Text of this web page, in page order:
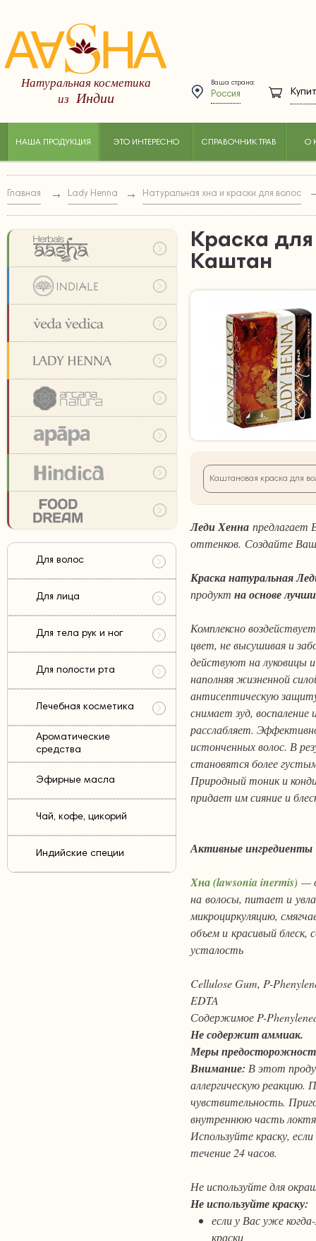
Натуральная косметика
из Индии
Ваша страна:
Россия
НАША ПРОДУКЦИЯ ЭТО ИНТЕРЕСНО СПРАВОЧНИК ТРАВ О
Главная Lady Henna Натуральная хна и краски для волос
Краска
Каштан
Каштановая краска для
Леди Хенна предлагает
оттенков. Создайте
Краска натуральная
продукт на основе
Комплексно
цвет, не высушивая и
действуют на луковицы
наполняя жизненной
антисептическую
снимает зуд,
расслабляет.
истонченных волос. В
становятся более
Природный тоник и
придает им сияние и
Активные ингредиенты
Хна (lawsonia inermis) —
на волосы, питает и
микроциркуляцию,
объем и красивый
усталость
Cellulose Gum, P-
EDTA
Содержимое P-
Не содержит аммиак.
Меры
Внимание: В этот
аллергическую реакцию.
чувствительность.
внутреннюю часть
Используйте краску,
течение 24 часов.
Не используйте для
Не используйте краску:
если у Вас уже
краски
Для волос
Для лица
Для тела рук и ног
Для полости рта
Лечебная косметика
Ароматические
средства
Эфирные масла
Чай, кофе, цикорий
Индийские специи